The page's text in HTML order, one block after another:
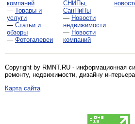
компаний
— Товары и
услуги
— Статьи и
обзоры
— Фотогалереи
СНИПы,
СанПиНы
— Новости
недвижимости
— Новости
компаний
Copyright by RMNT.RU - информационная
ремонту, недвижимости, дизайну интерьера
Карта сайта